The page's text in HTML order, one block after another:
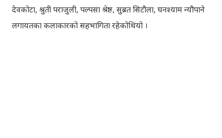
देवकोटा, श्रुती पराजुली, पल्पसा श्रेष्ठ, सुब्रत सिटौला, घनश्याम न्यौपाने
लगायतका कलाकारको सहभागिता रहेकोथियो ।